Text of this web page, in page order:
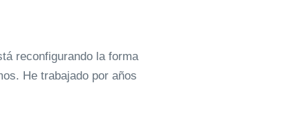
reconfigurando la forma
He trabajado por años